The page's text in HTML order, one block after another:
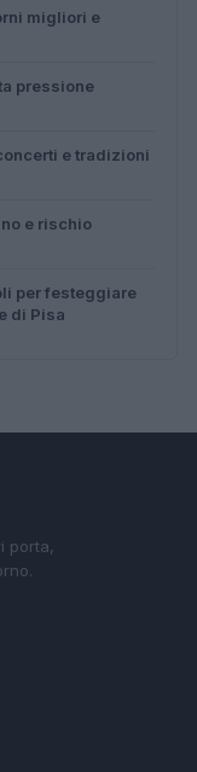
migliori e
pressione
e tradizioni
e rischio
per festeggiare
di Pisa
porta,